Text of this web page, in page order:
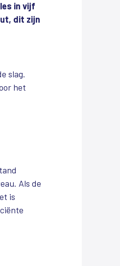
in vijf
dit zijn
slag.
het
Als de
is